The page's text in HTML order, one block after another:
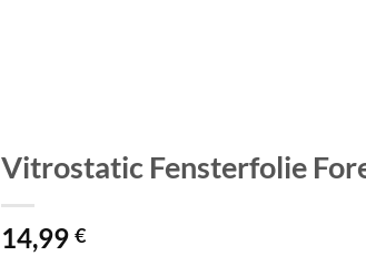
Vitrostatic Fensterfolie
14,99€